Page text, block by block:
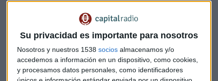
Su privacidad es importante para nosotros
Nosotros y nuestros 1538 socios almacenamos y/o
accedemos a información en un dispositivo, como cookies,
y procesamos datos personales, como identificadores
Antes de llamar, infórmate de los horarios y no tengas dudas
en preguntar. Un buen profesional
disponiblepara atender las demandas de sus clientes.
Fíjate en las opiniones de internet